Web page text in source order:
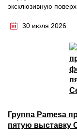
эксклюзивную
30 июля 2026
Группа Pamesa
пятую выставку